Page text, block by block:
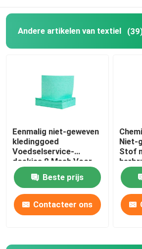
Andere artikelen van textiel
Eenmalig niet-geweven
kledinggoed
Voedselservice-
doekjes 8 Mesh Voor
schotel
Beste prijs
Contacteer ons
Niet-
Stof